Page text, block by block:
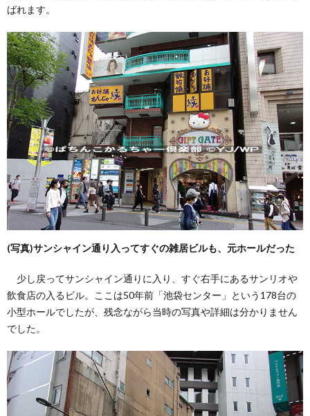
ばれます。
(写真)サンシャイン通り入ってすぐの雑居ビルも、元ホールだった
少し戻ってサンシャイン通りに入り、すぐ右手にあるサンリオや
飲食店の入るビル。ここは50年前「池袋センター」という178台の
小型ホールでしたが、残念ながら当時の写真や詳細は分かりません
でした。